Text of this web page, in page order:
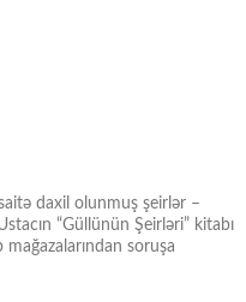
daxil olunmuş şeirlər –
“Güllünün Şeirləri” kitabı
soruşa